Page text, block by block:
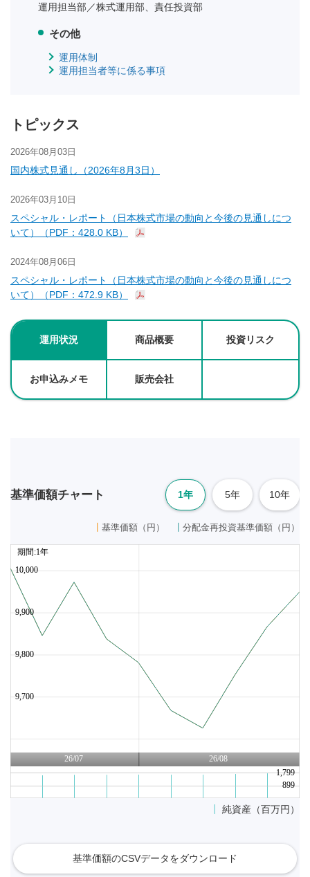
運用担当部／株式運用部、責任投資部
その他
運用体制
運用担当者等に係る事項
トピックス
2026年08月03日
国内株式見通し（2026年8月3日）
2026年03月10日
スペシャル・レポート（日本株式市場の動向と今後の見通しにつ
いて）（PDF：428.0 KB）
2024年08月06日
スペシャル・レポート（日本株式市場の動向と今後の見通しにつ
いて）（PDF：472.9 KB）
運用状況 商品概要 投資リスク
お申込みメモ 販売会社